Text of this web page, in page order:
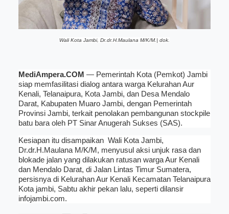
Wali Kota Jambi, Dr.dr.H.Maulana M/K/M.| dok.
MediAmpera.COM — Pemerintah Kota (Pemkot) Jambi
siap memfasilitasi dialog antara warga Kelurahan Aur
Kenali, Telanaipura, Kota Jambi, dan Desa Mendalo
Darat, Kabupaten Muaro Jambi, dengan Pemerintah
Provinsi Jambi, terkait penolakan pembangunan stockpile
batu bara oleh PT Sinar Anugerah Sukses (SAS).
Kesiapan itu disampaikan Wali Kota Jambi,
Dr.dr.H.Maulana M/K/M, menyusul aksi unjuk rasa dan
blokade jalan yang dilakukan ratusan warga Aur Kenali
dan Mendalo Darat, di Jalan Lintas Timur Sumatera,
persisnya di Kelurahan Aur Kenali Kecamatan Telanaipura
Kota jambi, Sabtu akhir pekan lalu, seperti dilansir
infojambi.com.